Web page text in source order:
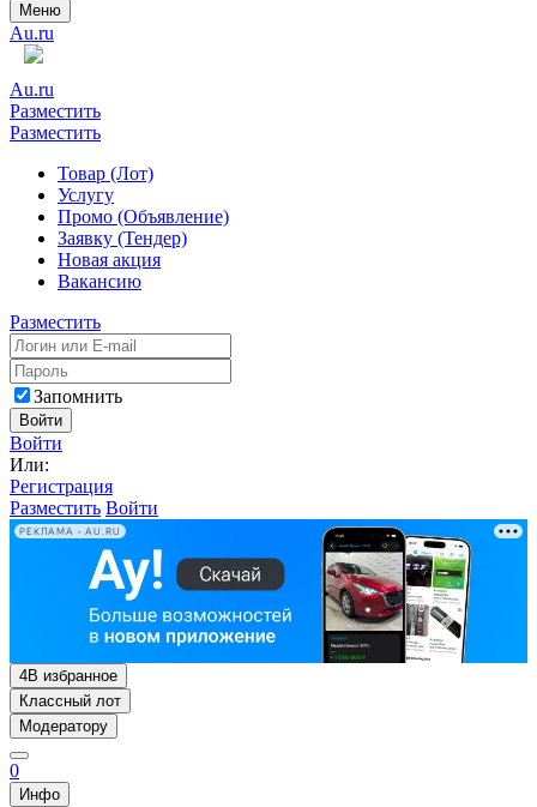
Меню
Au.ru
Au.ru
Разместить
Разместить
Товар (Лот)
Услугу
Промо (Объявление)
Заявку (Тендер)
Новая акция
Вакансию
Разместить
Запомнить
Войти
Войти
Или:
Регистрация
Разместить Войти
РЕКЛАМА • AU.RU
4В избранное
Классный лот
Модератору
0
Инфо